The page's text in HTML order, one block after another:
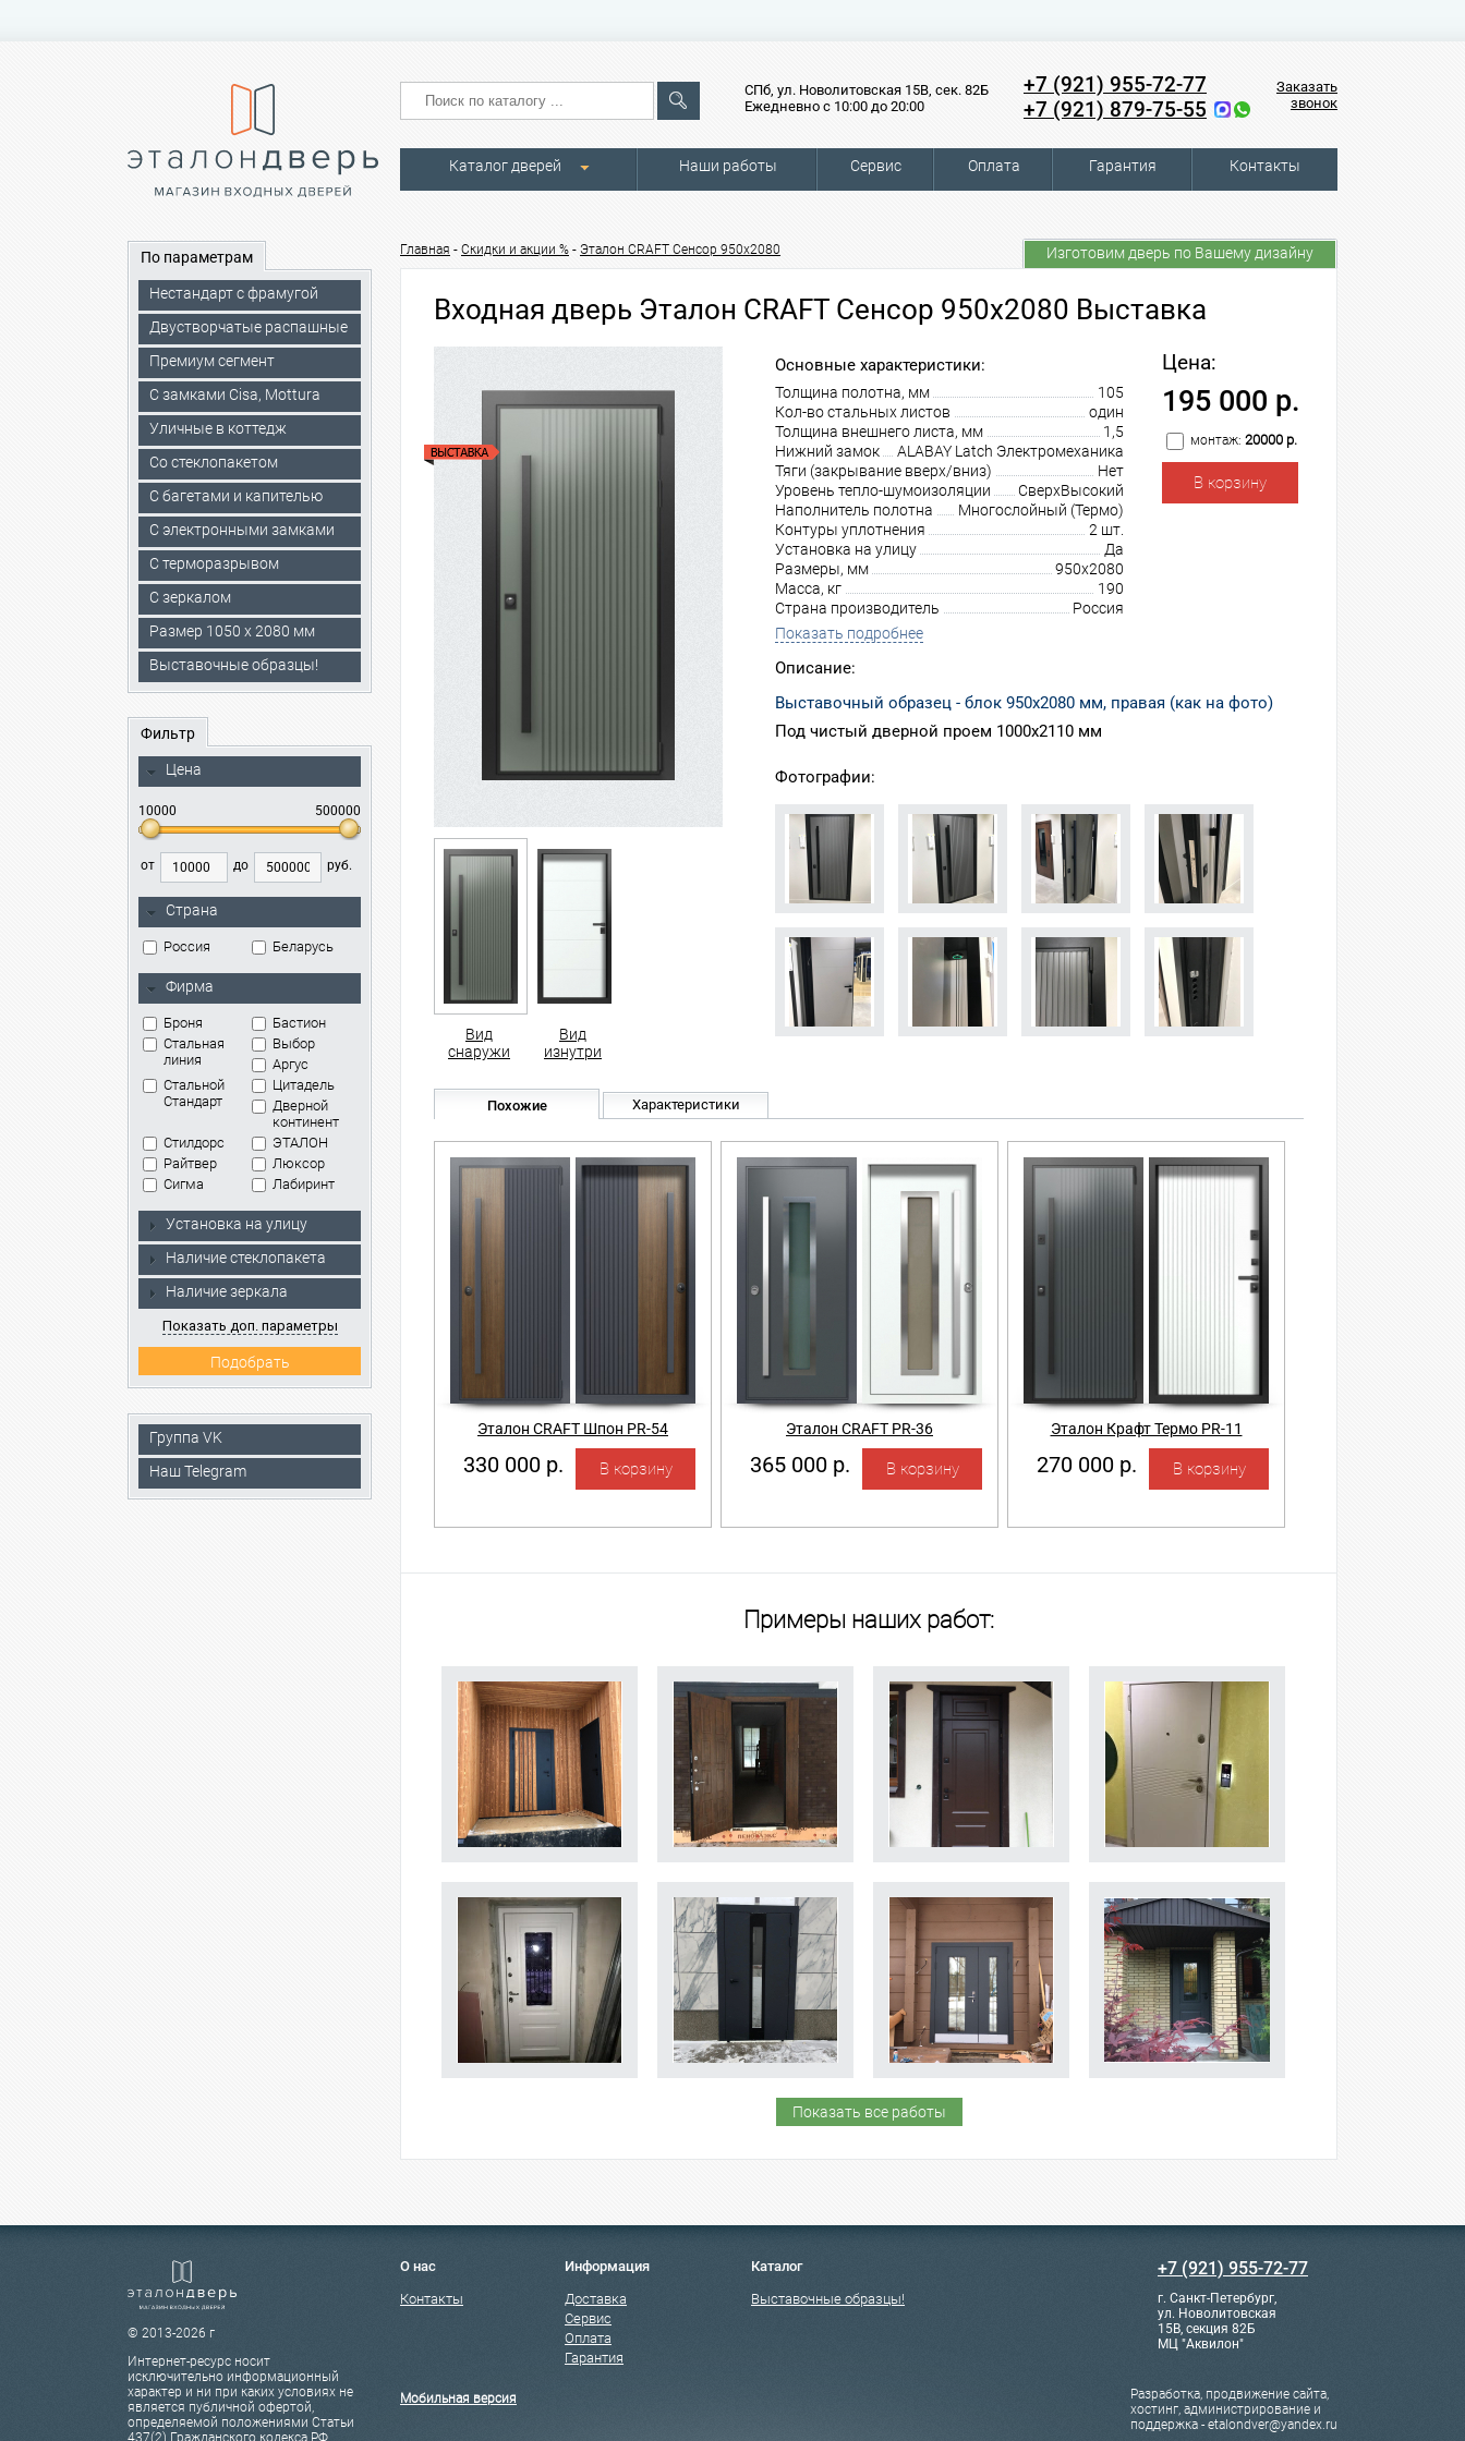
СПб, ул. Новолитовская 15В, сек. 82Б
Ежедневно с 10:00 до 20:00
+7 (921) 955-72-77
+7 (921) 879-75-55
Заказать
звонок
Каталог дверей Наши работы Сервис Оплата Гарантия Контакты
По параметрам
Нестандарт с фрамугой
Двустворчатые распашные
Премиум сегмент
C замками Cisa, Mottura
Уличные в коттедж
Со стеклопакетом
С багетами и капителью
C электронными замками
С терморазрывом
С зеркалом
Размер 1050 х 2080 мм
Выставочные образцы!
Фильтр
Цена
10000 500000
от до руб.
Страна
Россия Беларусь
Фирма
Броня
Бастион
Стальная
линия
Выбор
Аргус
Стальной
Стандарт
Цитадель
Дверной
континент
Стилдорс
ЭТАЛОН
Райтвер
Люксор
Сигма
Лабиринт
Установка на улицу
Наличие стеклопакета
Наличие зеркала
Показать доп. параметры
Группа VK
Наш Telegram
Главная - Скидки и акции % - Эталон CRAFT Сенсор 950х2080 Изготовим дверь по Вашему дизайну
Входная дверь Эталон CRAFT Сенсор 950х2080 Выставка
Вид
снаружи
Вид
изнутри
Основные характеристики:
Толщина полотна, мм
105
Кол-во стальных листов
один
Толщина внешнего листа, мм
1,5
Нижний замок
ALABAY Latch Электромеханика
Тяги (закрывание вверх/вниз)
Нет
Уровень тепло-шумоизоляции
СверхВысокий
Наполнитель полотна
Многослойный (Термо)
Контуры уплотнения
2 шт.
Установка на улицу
Да
Размеры, мм
950х2080
Масса, кг
190
Страна производитель
Россия
Показать подробнее
Цена:
195 000 р.
монтаж: 20000 р.
Описание:
Выставочный образец - блок 950х2080 мм, правая (как на фото)
Под чистый дверной проем 1000х2110 мм
Фотографии:
Похожие Характеристики
Эталон CRAFT Шпон PR-54
330 000 р.
Эталон CRAFT PR-36
365 000 р.
Эталон Крафт Термо PR-11
270 000 р.
Примеры наших работ:
Показать все работы
© 2013-2026 г
Интернет-ресурс носит
исключительно информационный
характер и ни при каких условиях не
является публичной офертой,
определяемой положениями Статьи
437(2) Гражданского кодекса РФ.
О нас
Контакты
Информация
Доставка
Сервис
Оплата
Гарантия
Каталог
Выставочные образцы!
Мобильная версия
+7 (921) 955-72-77
г. Санкт-Петербург,
ул. Новолитовская
15В, секция 82Б
МЦ "Аквилон"
Разработка, продвижение сайта,
хостинг, администрирование и
поддержка - etalondver@yandex.ru